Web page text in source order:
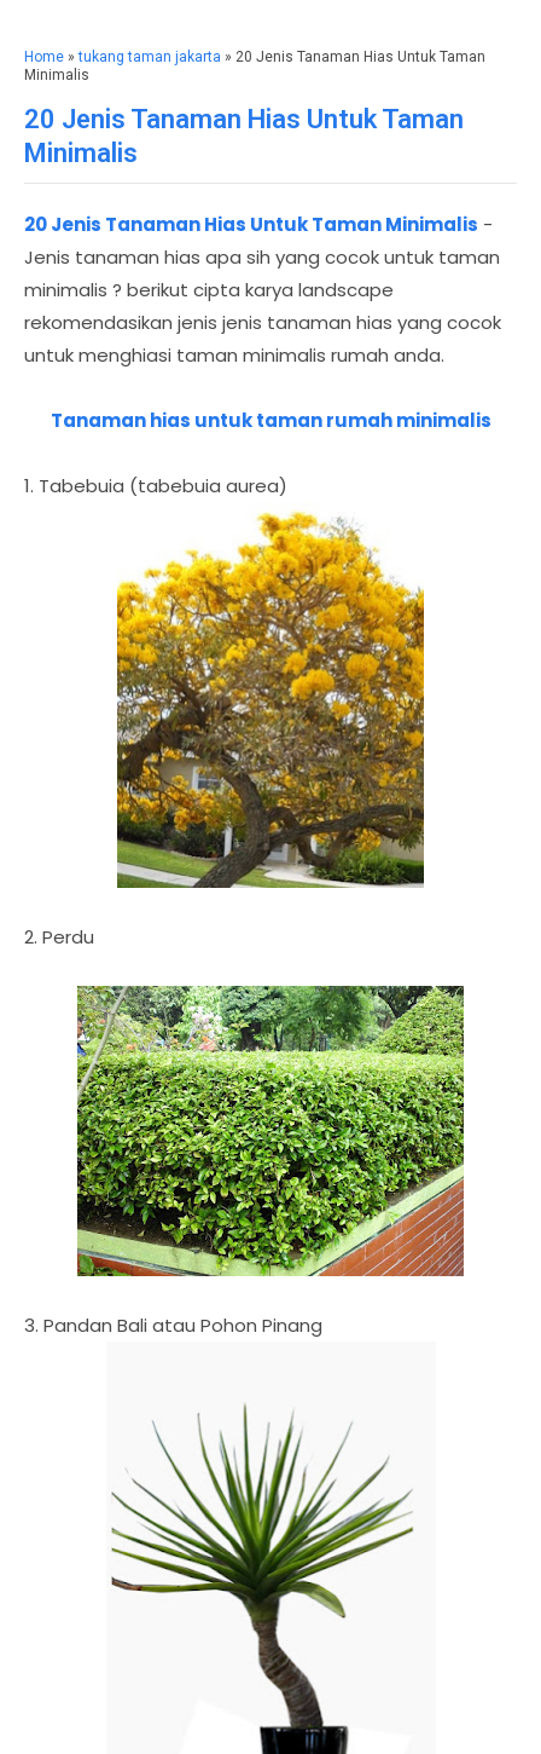
Home »tukang taman jakarta » 20 Jenis Tanaman Hias Untuk Taman
Minimalis
20 Jenis Tanaman Hias Untuk Taman
Minimalis
20 Jenis Tanaman Hias Untuk Taman Minimalis -
Jenis tanaman hias apa sih yang cocok untuk taman
minimalis ? berikut cipta karya landscape
rekomendasikan jenis jenis tanaman hias yang cocok
untuk menghiasi taman minimalis rumah anda.
Tanaman hias untuk taman rumah minimalis
1. Tabebuia (tabebuia aurea)
2. Perdu
3. Pandan Bali atau Pohon Pinang